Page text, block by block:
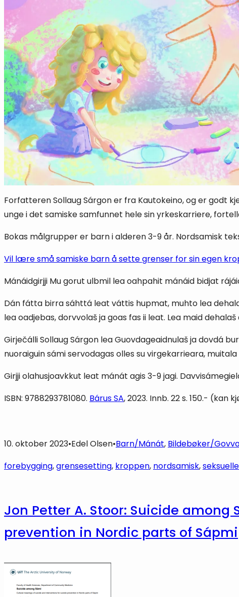
Forfatteren Sollaug Sárgon er fra Kautokeino, og er godt
unge i det samiske samfunnet hele sin yrkeskarriere,
Bokas målgrupper er barn i alderen 3-9 år. Nordsamisk
Vil lære små samiske barn å sette grenser for sin egen
Mánáidgirjji Mu gorut ulbmil lea oahpahit mánáid bidjat
Dán fátta birra sáhttá leat váttis hupmat, muhto lea
lea oadjebas, dorvvolaš ja goas fas ii leat. Lea maid
Girječálli Sollaug Sárgon lea Guovdageaidnulaš ja dovdá
nuoraiguin sámi servodagas olles su virgekarrieara, muitala
Girjji olahusjoavkkut leat mánát agis 3-9 jagi.
ISBN: 9788293781080. Bárus SA, 2023. Innb. 22 s. 150.- (kan
10. oktober 2023•Edel Olsen•Barn/Mánát, Bildebøker/
forebygging, grensesetting, kroppen, nordsamisk,
Jon Petter A. Stoor: Suicide
prevention in Nordic parts of Sápmi